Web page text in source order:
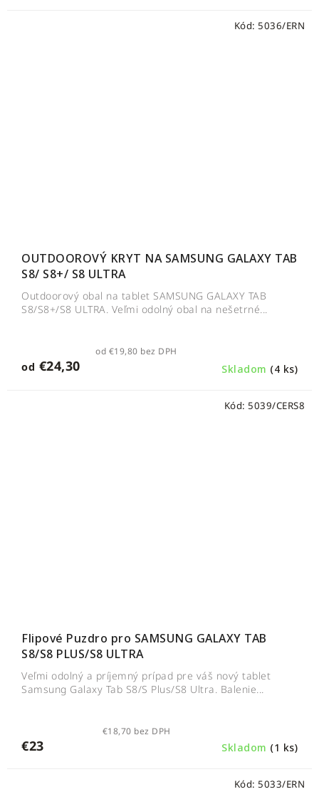
OUTDOOROVÝ KRYT NA SAMSUNG GALAXY TAB
S8/ S8+/ S8 ULTRA
Skladom (4 ks)
od €19,80 bez DPH
od €24,30
Outdoorový obal na tablet SAMSUNG GALAXY TAB
S8/S8+/S8 ULTRA. Veľmi odolný obal na nešetrné...
Kód: 5036/ERN
Flipové Puzdro pro SAMSUNG GALAXY TAB
S8/S8 PLUS/S8 ULTRA
Skladom (1 ks)
€18,70 bez DPH
€23
Veľmi odolný a príjemný prípad pre váš nový tablet
Samsung Galaxy Tab S8/S Plus/S8 Ultra. Balenie...
Kód: 5039/CERS8
Kód: 5033/ERN